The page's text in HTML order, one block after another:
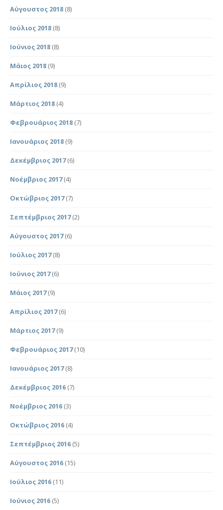
Αύγουστος 2018 (8)
Ιούλιος 2018 (8)
Ιούνιος 2018 (8)
Μάιος 2018 (9)
Απρίλιος 2018 (9)
Μάρτιος 2018 (4)
Φεβρουάριος 2018 (7)
Ιανουάριος 2018 (9)
Δεκέμβριος 2017(6)
Νοέμβριος 2017(4)
Οκτώβριος 2017(7)
Σεπτέμβριος 2017(2)
Αύγουστος 2017(6)
Ιούλιος 2017(8)
Ιούνιος 2017(6)
Μάιος 2017(9)
Απρίλιος 2017(6)
Μάρτιος 2017(9)
Φεβρουάριος 2017(10)
Ιανουάριος 2017(8)
Δεκέμβριος 2016 (7)
Νοέμβριος 2016 (3)
Οκτώβριος 2016 (4)
Σεπτέμβριος 2016 (5)
Αύγουστος 2016 (15)
Ιούλιος 2016 (11)
Ιούνιος 2016 (5)